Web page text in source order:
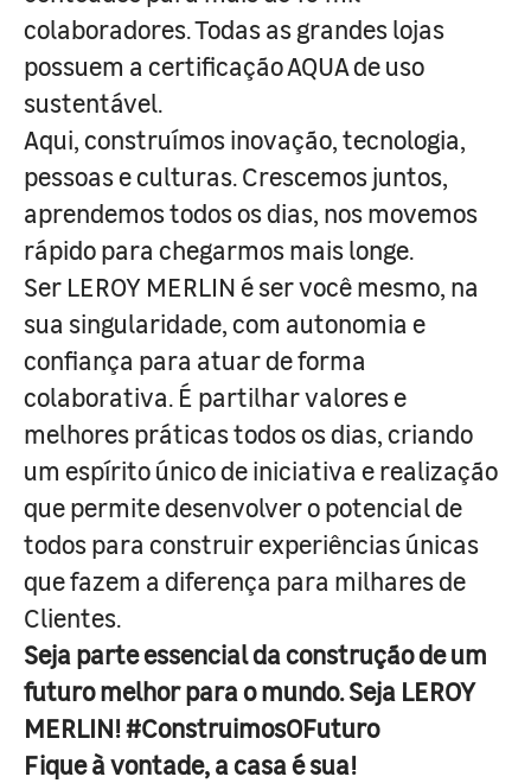
colaboradores. Todas as grandes lojas
possuem a certificação AQUA de uso
sustentável.
Aqui, construímos inovação, tecnologia,
pessoas e culturas. Crescemos juntos,
aprendemos todos os dias, nos movemos
rápido para chegarmos mais longe.
Ser LEROY MERLIN é ser você mesmo, na
sua singularidade, com autonomia e
confiança para atuar de forma
colaborativa. É partilhar valores e
melhores práticas todos os dias, criando
um espírito único de iniciativa e realização
que permite desenvolver o potencial de
todos para construir experiências únicas
que fazem a diferença para milhares de
Clientes.
Seja parte essencial da construção de um
futuro melhor para o mundo. Seja LEROY
MERLIN! #ConstruimosOFuturo
Fique à vontade, a casa é sua!